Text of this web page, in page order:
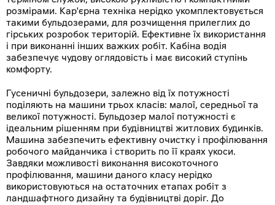
розмірами. Кар'єрна техніка нерідко укомплектовується
такими бульдозерами, для розчищення прилеглих до
гірських розробок територій. Ефективне їх використання
і при виконанні інших важких робіт. Кабіна водія
забезпечує чудову оглядовість і має високий ступінь
комфорту.
Гусеничні бульдозери, залежно від їх потужності
поділяють на машини трьох класів: малої, середньої та
великої потужності. Бульдозер малої потужності є
ідеальним рішенням при будівництві житлових будинків.
Машина забезпечить ефективну очистку і профілювання
робочого майданчика і створить по її краях укоси.
Завдяки можливості виконання високоточного
профілювання, машини даного класу нерідко
використовуються на остаточних етапах робіт з
ландшафтного дизайну та будівництві доріг. До